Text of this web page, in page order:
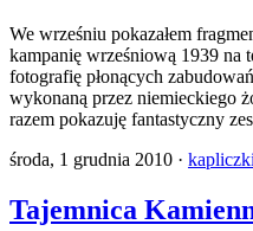
We wrześniu pokazałem
kampanię wrześniową 1939 na
fotografię płonących
wykonaną przez niemieckiego
razem pokazuję fantastyczny
środa, 1 grudnia 2010 ·
Tajemnica